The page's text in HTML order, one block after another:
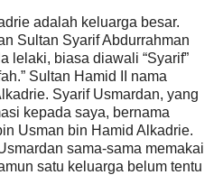
adalah keluarga besar.
Sultan Syarif Abdurrahman
lelaki, biasa diawali “Syarif”
Sultan Hamid II nama
Syarif Usmardan, yang
kepada saya, bernama
Usman bin Hamid Alkadrie.
sama-sama memakai
satu keluarga belum tentu